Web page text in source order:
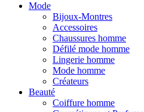
Mode
Bijoux-Montres
Accessoires
Chaussures homme
Défilé mode homme
Lingerie homme
Mode homme
Créateurs
Beauté
Coiffure homme